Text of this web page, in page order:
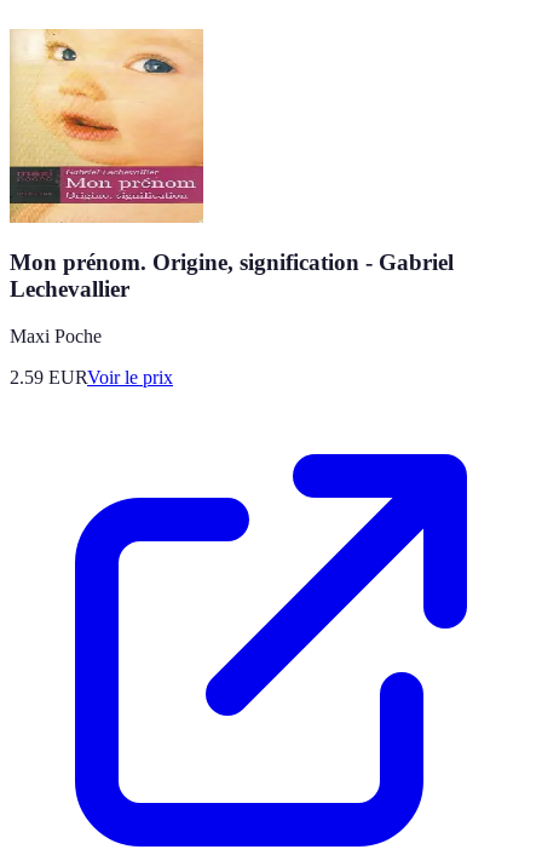
Mon prénom. Origine, signification - Gabriel
Lechevallier
Maxi Poche
2.59 EURVoir le prix